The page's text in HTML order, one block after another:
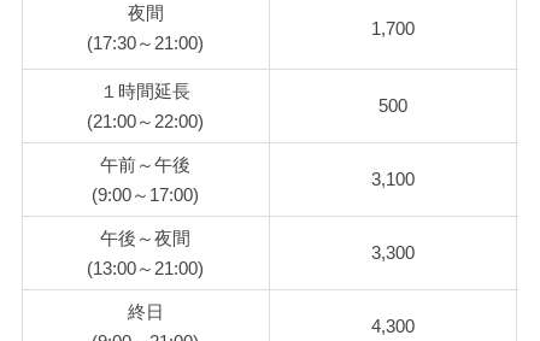
夜間
(17:30～21:00)
1,700
１時間延長
(21:00～22:00)
500
午前～午後
(9:00～17:00)
3,100
午後～夜間
(13:00～21:00)
3,300
終日
4,300